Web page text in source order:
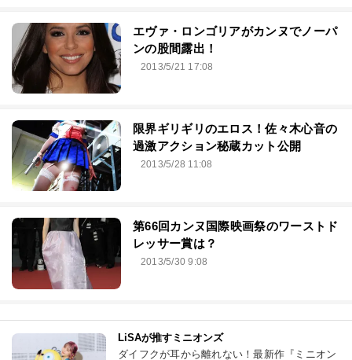
エヴァ・ロンゴリアがカンヌでノーパ
ンの股間露出！
2013/5/21 17:08
限界ギリギリのエロス！佐々木心音の
過激アクション秘蔵カット公開
2013/5/28 11:08
第66回カンヌ国際映画祭のワーストド
レッサー賞は？
2013/5/30 9:08
LiSAが推すミニオンズ
ダイフクが耳から離れない！最新作『ミニオン